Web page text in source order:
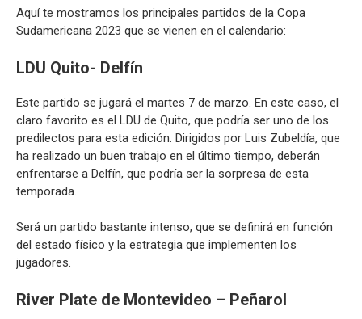
Aquí te mostramos los principales partidos de la Copa
Sudamericana 2023 que se vienen en el calendario:
LDU Quito- Delfín
Este partido se jugará el martes 7 de marzo. En este caso, el
claro favorito es el LDU de Quito, que podría ser uno de los
predilectos para esta edición. Dirigidos por Luis Zubeldía, que
ha realizado un buen trabajo en el último tiempo, deberán
enfrentarse a Delfín, que podría ser la sorpresa de esta
temporada.
Será un partido bastante intenso, que se definirá en función
del estado físico y la estrategia que implementen los
jugadores.
River Plate de Montevideo – Peñarol